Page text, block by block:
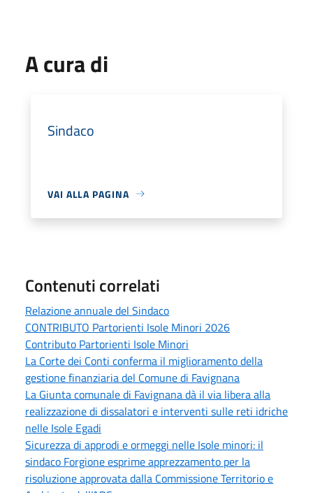
A cura di
Sindaco
VAI ALLA PAGINA
Contenuti correlati
Relazione annuale del Sindaco
CONTRIBUTO Partorienti Isole Minori 2026
Contributo Partorienti Isole Minori
La Corte dei Conti conferma il miglioramento della
gestione finanziaria del Comune di Favignana
La Giunta comunale di Favignana dà il via libera alla
realizzazione di dissalatori e interventi sulle reti idriche
nelle Isole Egadi
Sicurezza di approdi e ormeggi nelle Isole minori: il
sindaco Forgione esprime apprezzamento per la
risoluzione approvata dalla Commissione Territorio e